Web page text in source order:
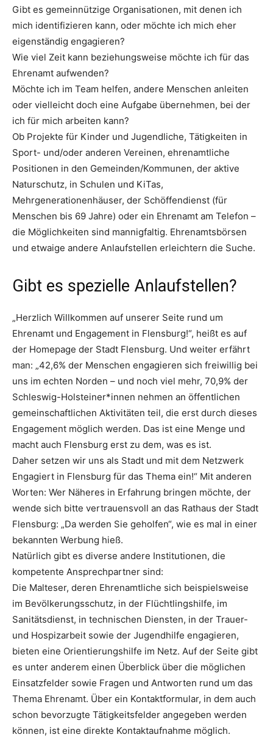
Gibt es gemeinnützige Organisationen, mit denen ich
mich identifizieren kann, oder möchte ich mich eher
eigenständig engagieren?
Wie viel Zeit kann beziehungsweise möchte ich für das
Ehrenamt aufwenden?
Möchte ich im Team helfen, andere Menschen anleiten
oder vielleicht doch eine Aufgabe übernehmen, bei der
ich für mich arbeiten kann?
Ob Projekte für Kinder und Jugendliche, Tätigkeiten in
Sport- und/oder anderen Vereinen, ehrenamtliche
Positionen in den Gemeinden/Kommunen, der aktive
Naturschutz, in Schulen und KiTas,
Mehrgenerationenhäuser, der Schöffendienst (für
Menschen bis 69 Jahre) oder ein Ehrenamt am Telefon –
die Möglichkeiten sind mannigfaltig. Ehrenamtsbörsen
und etwaige andere Anlaufstellen erleichtern die Suche.
Gibt es spezielle Anlaufstellen?
„Herzlich Willkommen auf unserer Seite rund um
Ehrenamt und Engagement in Flensburg!“, heißt es auf
der Homepage der Stadt Flensburg. Und weiter erfährt
man: „42,6% der Menschen engagieren sich freiwillig bei
uns im echten Norden – und noch viel mehr, 70,9% der
Schleswig-Holsteiner*innen nehmen an öffentlichen
gemeinschaftlichen Aktivitäten teil, die erst durch dieses
Engagement möglich werden. Das ist eine Menge und
macht auch Flensburg erst zu dem, was es ist.
Daher setzen wir uns als Stadt und mit dem Netzwerk
Engagiert in Flensburg für das Thema ein!“ Mit anderen
Worten: Wer Näheres in Erfahrung bringen möchte, der
wende sich bitte vertrauensvoll an das Rathaus der Stadt
Flensburg: „Da werden Sie geholfen“, wie es mal in einer
bekannten Werbung hieß.
Natürlich gibt es diverse andere Institutionen, die
kompetente Ansprechpartner sind:
Die Malteser, deren Ehrenamtliche sich beispielsweise
im Bevölkerungsschutz, in der Flüchtlingshilfe, im
Sanitätsdienst, in technischen Diensten, in der Trauer-
und Hospizarbeit sowie der Jugendhilfe engagieren,
bieten eine Orientierungshilfe im Netz. Auf der Seite gibt
es unter anderem einen Überblick über die möglichen
Einsatzfelder sowie Fragen und Antworten rund um das
Thema Ehrenamt. Über ein Kontaktformular, in dem auch
schon bevorzugte Tätigkeitsfelder angegeben werden
können, ist eine direkte Kontaktaufnahme möglich.